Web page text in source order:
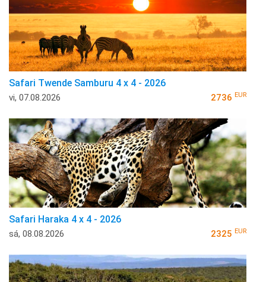
Safari Twende Samburu 4 x 4 - 2026
vi, 07.08.2026 2736 EUR
Safari Haraka 4 x 4 - 2026
sá, 08.08.2026 2325 EUR